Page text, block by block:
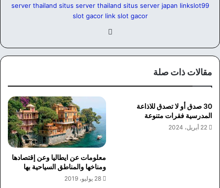
server thailand situs server thailand situs server japan linkslot99
slot gacor link slot gacor
الوي
مقالات ذات صلة
30 صدق أو لا تصدق للاذاعة
المدرسية فقرات متنوعة
22 أبريل، 2024
معلومات عن ايطاليا وعن إقتصادها
ومناخها والمناطق السياحية بها
28 يوليو، 2019